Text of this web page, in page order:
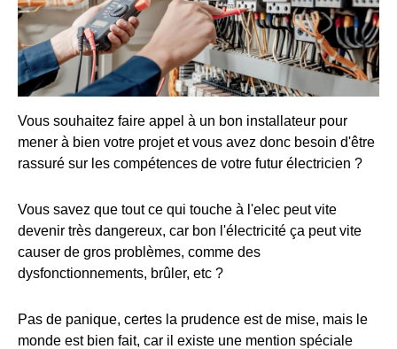
Vous souhaitez faire appel à un bon installateur pour
mener à bien votre projet et vous avez donc besoin d'être
rassuré sur les compétences de votre futur électricien ?
Vous savez que tout ce qui touche à l'elec peut vite
devenir très dangereux, car bon l'électricité ça peut vite
causer de gros problèmes, comme des
dysfonctionnements, brûler, etc ?
Pas de panique, certes la prudence est de mise, mais le
monde est bien fait, car il existe une mention spéciale